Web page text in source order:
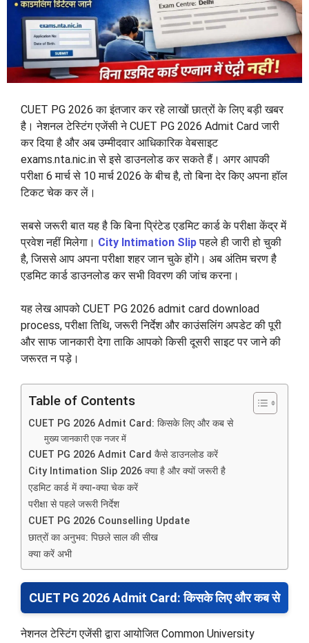
CUET PG 2026 का इंतजार कर रहे लाखों छात्रों के लिए बड़ी खबर
है। नेशनल टेस्टिंग एजेंसी ने CUET PG 2026 Admit Card जारी
कर दिया है और अब उम्मीदवार आधिकारिक वेबसाइट
exams.nta.nic.in से इसे डाउनलोड कर सकते हैं। अगर आपकी
परीक्षा 6 मार्च से 10 मार्च 2026 के बीच है, तो बिना देर किए अपना हॉल
टिकट चेक कर लें।
सबसे जरूरी बात यह है कि बिना प्रिंटेड एडमिट कार्ड के परीक्षा केंद्र में
प्रवेश नहीं मिलेगा। City Intimation Slipपहले ही जारी हो चुकी
है, जिससे आप अपना परीक्षा शहर जान चुके होंगे। अब अंतिम चरण है
एडमिट कार्ड डाउनलोड कर सभी विवरण की जांच करना।
यह लेख आपको CUET PG 2026 admit card download
process, परीक्षा तिथि, जरूरी निर्देश और काउंसलिंग अपडेट की पूरी
और साफ जानकारी देगा ताकि आपको किसी दूसरी साइट पर जाने की
जरूरत न पड़े।
Table of Contents
CUET PG 2026 Admit Card: किसके लिए और कब से
मुख्य जानकारी एक नजर में
CUET PG 2026 Admit Card कैसे डाउनलोड करें
City Intimation Slip 2026 क्या है और क्यों जरूरी है
एडमिट कार्ड में क्या-क्या चेक करें
परीक्षा से पहले जरूरी निर्देश
CUET PG 2026 Counselling Update
छात्रों का अनुभव: पिछले साल की सीख
क्या करें अभी
CUET PG 2026 Admit Card: किसके लिए और कब से
नेशनल टेस्टिंग एजेंसी द्वारा आयोजित Common University